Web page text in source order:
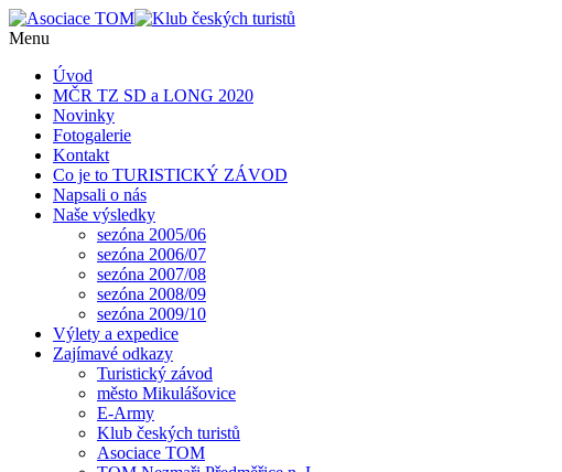
Menu
Úvod
MČR TZ SD a LONG 2020
Novinky
Fotogalerie
Kontakt
Co je to TURISTICKÝ ZÁVOD
Napsali o nás
Naše výsledky
sezóna 2005/06
sezóna 2006/07
sezóna 2007/08
sezóna 2008/09
sezóna 2009/10
Výlety a expedice
Zajímavé odkazy
Turistický závod
město Mikulášovice
E-Army
Klub českých turistů
Asociace TOM